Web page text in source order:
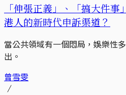
「伸張正義」、「搞大件
港人的新時代申訴渠道？
當公共領域有一個悶局，娛樂性
出。
曾雪雯